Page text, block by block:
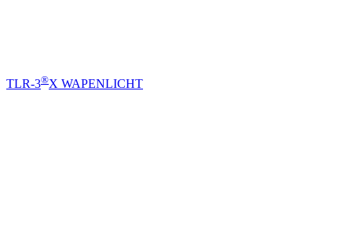
TLR-3®X WAPENLICHT